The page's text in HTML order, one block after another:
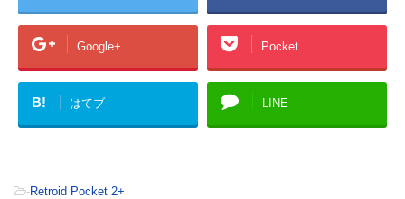
Google+ Pocket
B! はてブ LINE
-Retroid Pocket 2+